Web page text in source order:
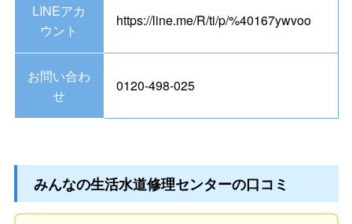
LINEアカ
ウント
https://line.me/R/ti/p/%40167ywvoo
お問い合わ
せ
0120-498-025
みんなの生活水道修理センターの口コミ